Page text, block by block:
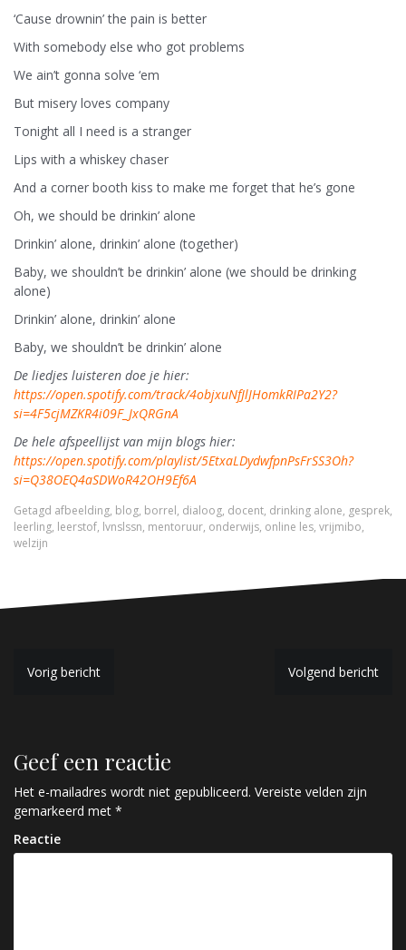
‘Cause drownin’ the pain is better
With somebody else who got problems
We ain’t gonna solve ‘em
But misery loves company
Tonight all I need is a stranger
Lips with a whiskey chaser
And a corner booth kiss to make me forget that he’s gone
Oh, we should be drinkin’ alone
Drinkin’ alone, drinkin’ alone (together)
Baby, we shouldn’t be drinkin’ alone (we should be drinking
alone)
Drinkin’ alone, drinkin’ alone
Baby, we shouldn’t be drinkin’ alone
De liedjes luisteren doe je hier:
https://open.spotify.com/track/4objxuNfJlJHomkRIPa2Y2?
si=4F5cjMZKR4i09F_JxQRGnA
De hele afspeellijst van mijn blogs hier:
https://open.spotify.com/playlist/5EtxaLDydwfpnPsFrSS3Oh?
si=Q38OEQ4aSDWoR42OH9Ef6A
Getagd afbeelding, blog, borrel, dialoog, docent, drinking alone, gesprek,
leerling, leerstof, lvnslssn, mentoruur, onderwijs, online les, vrijmibo,
welzijn
B
i
c
h
t
Vorig bericht Volgend bericht
Geef een reactie
Het e-mailadres wordt niet gepubliceerd. Vereiste velden zijn
gemarkeerd met *
Reactie